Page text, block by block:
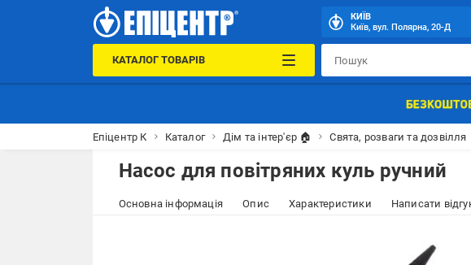
КИЇВ
Київ, вул. Полярна, 20-Д
КАТАЛОГ ТОВАРІВ
Епіцентр К Каталог Дім та інтер'єр 🏠 Свята, розваги та дозвілля
Насос для повітряних куль ручний
Основна інформація Опис Характеристики Написати